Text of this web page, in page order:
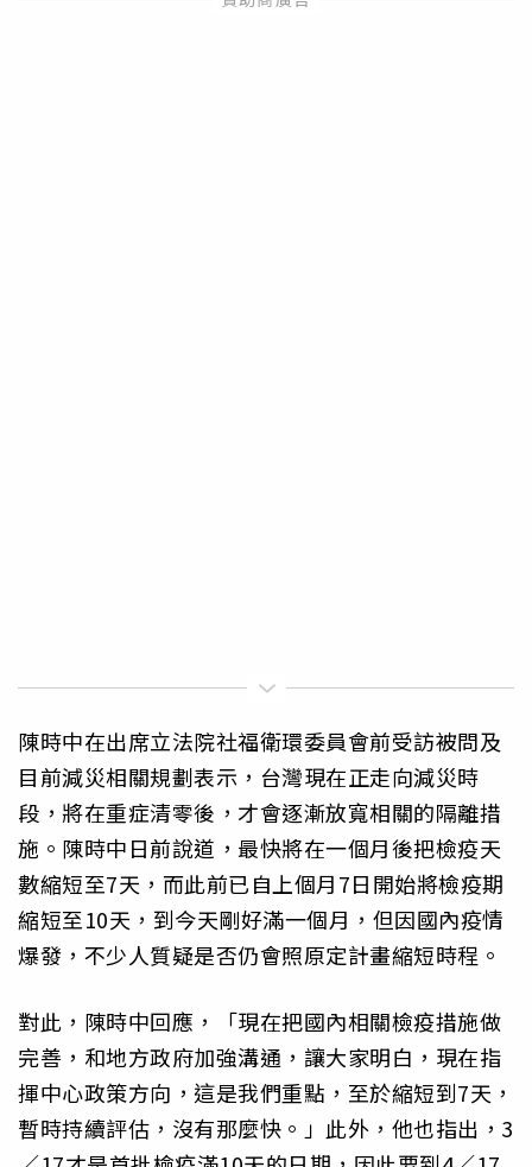
陳時中在出席立法院社福衛環委員會前受訪被問及
目前減災相關規劃表示，台灣現在正走向減災時
段，將在重症清零後，才會逐漸放寬相關的隔離措
施。陳時中日前說道，最快將在一個月後把檢疫天
數縮短至7天，而此前已自上個月7日開始將檢疫期
縮短至10天，到今天剛好滿一個月，但因國內疫情
爆發，不少人質疑是否仍會照原定計畫縮短時程。
對此，陳時中回應，「現在把國內相關檢疫措施做
完善，和地方政府加強溝通，讓大家明白，現在指
揮中心政策方向，這是我們重點，至於縮短到7天，
暫時持續評估，沒有那麼快。」此外，他也指出，3